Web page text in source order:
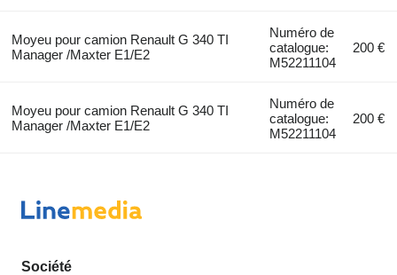
Moyeu pour camion Renault G 340 TI
Manager /Maxter E1/E2
Numéro de
catalogue:
M52211104
200 €
Moyeu pour camion Renault G 340 TI
Manager /Maxter E1/E2
Numéro de
catalogue:
M52211104
200 €
Société